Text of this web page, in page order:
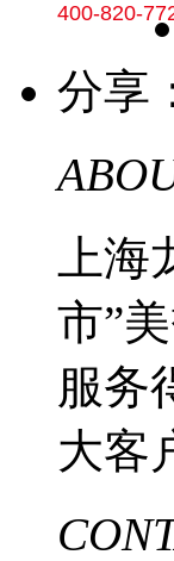
400-820-
分享
上
市”
服务
大客